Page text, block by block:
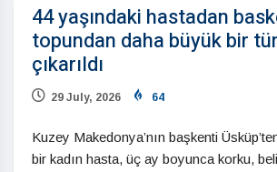
44 yaşındaki hastadan
topundan daha büyük bir
çıkarıldı
29 July, 2026 64
Kuzey Makedonya’nın başkenti
bir kadın hasta, üç ay boyunca korku,